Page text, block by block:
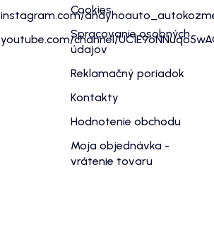
channel/
Cookies
Spracovanie osobných
údajov
Reklamačný poriadok
Kontakty
Hodnotenie obchodu
Moja objednávka -
vrátenie tovaru